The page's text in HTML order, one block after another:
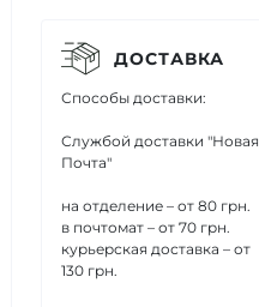
ДОСТАВКА
Способы доставки:
Службой доставки "Новая
Почта"
на отделение – от 80 грн.
в почтомат – от 70 грн.
курьерская доставка – от
130 грн.